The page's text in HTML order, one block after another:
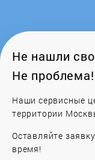
Не нашли
Не проблема!
Наши сервисные
территории
Оставляйте
время!